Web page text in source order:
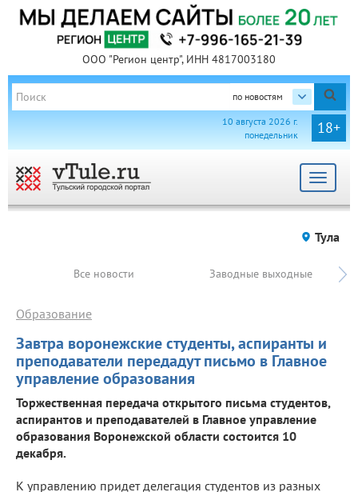
ООО "Регион центр", ИНН 4817003180
по новостям
18+
10 августа 2026 г.
понедельник
Toggle
Тула
Все новости Заводные выходные
Завтра воронежские студенты, аспиранты и
преподаватели передадут письмо в Главное
управление образования
Образование
Торжественная передача открытого письма студентов,
аспирантов и преподавателей в Главное управление
образования Воронежской области состоится 10
декабря.
К управлению придет делегация студентов из разных